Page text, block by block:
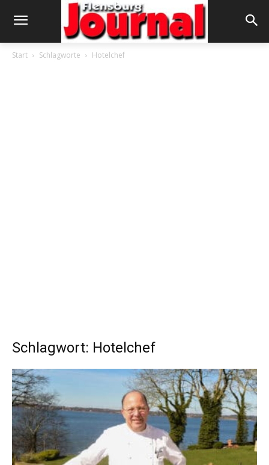
Start Schlagworte Hotelchef
Schlagwort: Hotelchef